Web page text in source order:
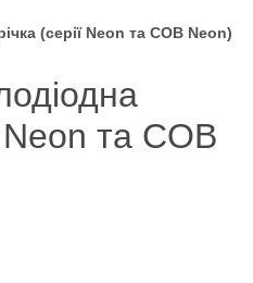
(серії Neon та COB Neon)
Neon та COB